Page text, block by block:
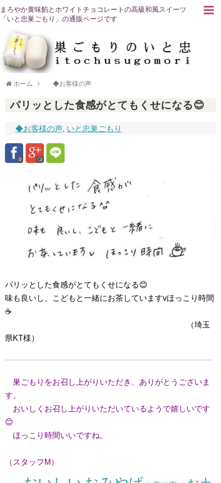
まろやか黄味餡とホワイトチョコレートの高級和風スイーツ
「いと忠巣ごもり」の通販ページです
ホーム ◆お客様の声
パリッとした食感がとてもくせになる😊
◆お客様の声, いと忠巣ごもり
0
パリッとした食感がとてもくせになる😊
味も良いし、こどもと一緒にお茶していますvほっこり時間
☕
（埼玉
県KT様）
巣ごもりをお召し上がりいただき、ありがとうございま
す。
おいしくお召し上がりいただいているようで嬉しいです
😊
ほっこり時間いいですね。
（スタッフM）